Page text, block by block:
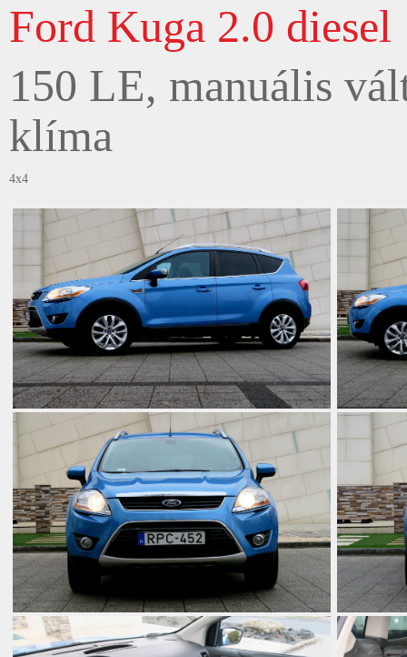
Ford Kuga 2.0 diesel
150 LE, manuális
klíma
4x4